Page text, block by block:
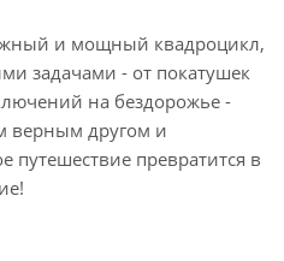
и мощный квадроцикл,
задачами - от покатушек
на бездорожье -
верным другом и
превратится в